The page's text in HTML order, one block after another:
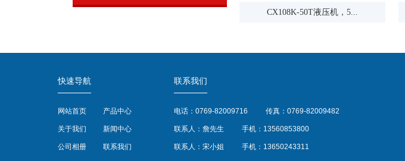
CX108K-50T液压机，5...
快速导航
网站首页 产品中心
关于我们 新闻中心
公司相册 联系我们
联系我们
电话：0769-82009716 传真：0769-82009482
联系人：詹先生 手机：13560853800
联系人：宋小姐 手机：13650243311